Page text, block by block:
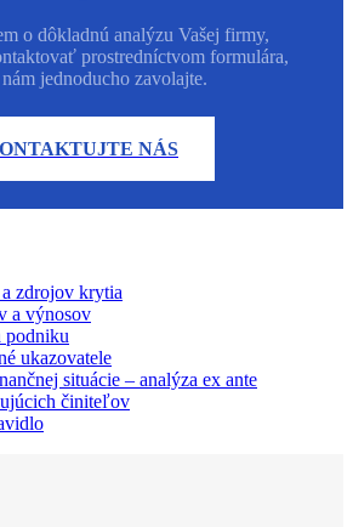
o dôkladnú analýzu Vašej firmy,
prostredníctvom formulára,
jednoducho zavolajte.
NÁS
zdrojov krytia
a výnosov
podniku
ukazovatele
situácie – analýza ex ante
činiteľov